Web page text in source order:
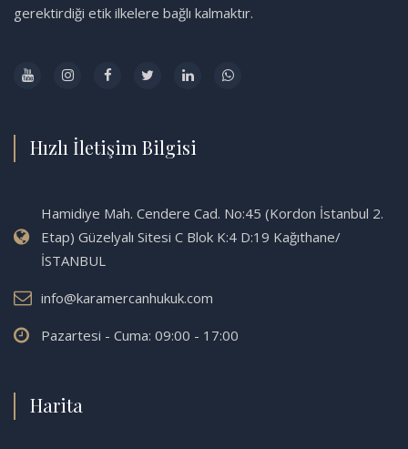
gerektirdiği etik ilkelere bağlı kalmaktır.
Hızlı İletişim Bilgisi
Hamidiye Mah. Cendere Cad. No:45 (Kordon İstanbul 2.
Etap) Güzelyalı Sitesi C Blok K:4 D:19 Kağıthane/
İSTANBUL
info@karamercanhukuk.com
Pazartesi - Cuma: 09:00 - 17:00
Harita